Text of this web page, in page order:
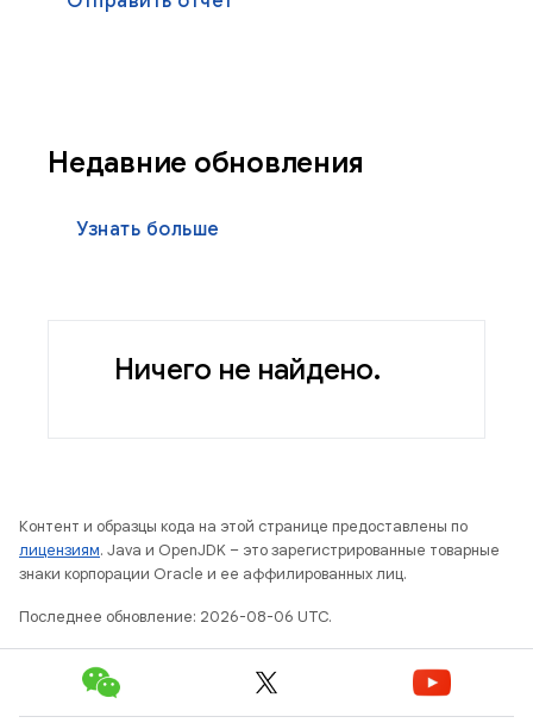
Недавние обновления
Узнать больше
Ничего не найдено.
Контент и образцы кода на этой странице предоставлены по
лицензиям. Java и OpenJDK – это зарегистрированные товарные
знаки корпорации Oracle и ее аффилированных лиц.
Последнее обновление: 2026-08-06 UTC.